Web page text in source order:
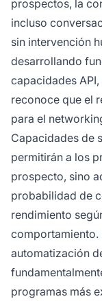
prospectos, la
incluso
sin intervención
desarrollando
capacidades
reconoce que el
para el
Capacidades de
permitirán a los
prospecto, sino
probabilidad de
rendimiento
comportamiento.
automatización
programas más